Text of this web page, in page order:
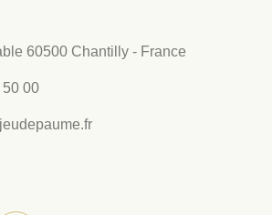
60500 Chantilly - France
50 00